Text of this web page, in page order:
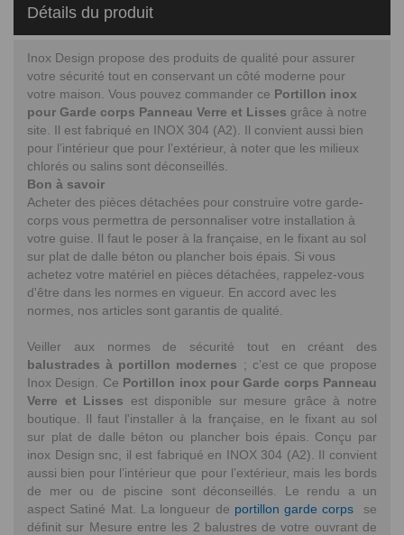
Détails du produit
Inox Design propose des produits de qualité pour assurer
votre sécurité tout en conservant un côté moderne pour
votre maison. Vous pouvez commander ce Portillon inox
pour Garde corps Panneau Verre et Lisses grâce à notre
site. Il est fabriqué en INOX 304 (A2). Il convient aussi bien
pour l’intérieur que pour l’extérieur, à noter que les milieux
chlorés ou salins sont déconseillés.
Bon à savoir
Acheter des pièces détachées pour construire votre garde-
corps vous permettra de personnaliser votre installation à
votre guise. Il faut le poser à la française, en le fixant au sol
sur plat de dalle béton ou plancher bois épais. Si vous
achetez votre matériel en pièces détachées, rappelez-vous
d'être dans les normes en vigueur. En accord avec les
normes, nos articles sont garantis de qualité.
Veiller aux normes de sécurité tout en créant des
balustrades à portillon modernes ; c’est ce que propose
Inox Design. Ce Portillon inox pour Garde corps Panneau
Verre et Lisses est disponible sur mesure grâce à notre
boutique. Il faut l'installer à la française, en le fixant au sol
sur plat de dalle béton ou plancher bois épais. Conçu par
inox Design snc, il est fabriqué en INOX 304 (A2). Il convient
aussi bien pour l’intérieur que pour l’extérieur, mais les bords
de mer ou de piscine sont déconseillés. Le rendu a un
aspect Satiné Mat. La longueur de portillon garde corps se
définit sur Mesure entre les 2 balustres de votre ouvrant de